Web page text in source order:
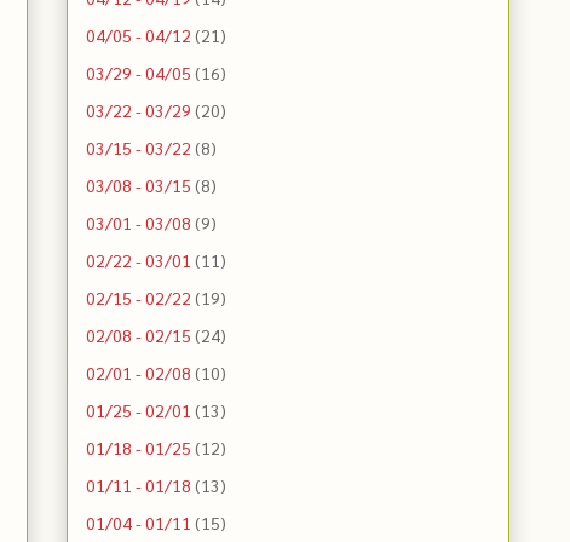
04/05 - 04/12 (21)
03/29 - 04/05 (16)
03/22 - 03/29 (20)
03/15 - 03/22 (8)
03/08 - 03/15 (8)
03/01 - 03/08 (9)
02/22 - 03/01 (11)
02/15 - 02/22 (19)
02/08 - 02/15 (24)
02/01 - 02/08 (10)
01/25 - 02/01 (13)
01/18 - 01/25 (12)
01/11 - 01/18 (13)
01/04 - 01/11 (15)